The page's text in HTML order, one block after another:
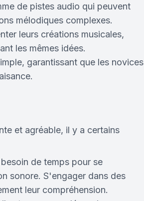
de pistes audio qui peuvent
mélodiques complexes.
leurs créations musicales,
les mêmes idées.
garantissant que les novices
et agréable, il y a certains
de temps pour se
sonore. S'engager dans des
leur compréhension.